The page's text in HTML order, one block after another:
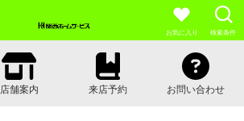
お気に入り 検索条件
店舗案内 来店予約 お問い合わせ